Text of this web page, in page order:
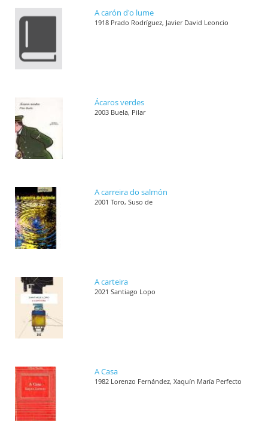
A carón d'o lume
1918 Prado Rodríguez, Javier David Leoncio
Ácaros verdes
2003 Buela, Pilar
A carreira do salmón
2001 Toro, Suso de
A carteira
2021 Santiago Lopo
A Casa
1982 Lorenzo Fernández, Xaquín María Perfecto